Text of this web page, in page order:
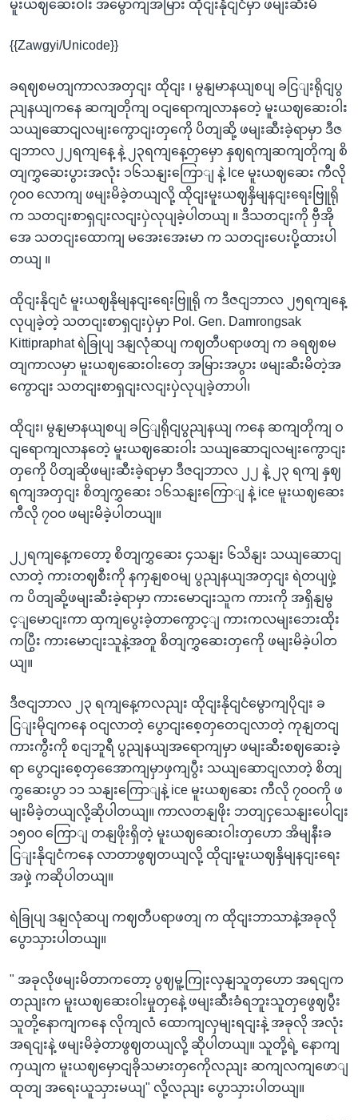
မူးယဈဆေးဝါး အမွောကျအမြား ထိုငျးနိုငျငံမှာ ဖမျးဆီးမိ
{{Zawgyi/Unicode}}
ခရဈစမတျကာလအတှငျး ထိုငျး ၊ မွနျမာနယျစပျ ခငြျးရိုငျပွ
ညျနယျကနေ ဆကျတိုကျ ဝငျရောကျလာနတေဲ့ မူးယဈဆေးဝါး
သယျဆောငျလမျးကွောငျးတှကေို ပိတျဆို့ ဖမျးဆီးခဲ့ရာမှာ ဒီဇ
ငျဘာလ၂၂ရကျနေ့ နဲ့ ၂၃ရကျနေ့တှမှော နှဈရကျဆကျတိုကျ စိ
တျကွှဆေးပွားအလုံး ၁၆သနျးကြောျ နဲ့ Ice မူးယဈဆေး ကီလို
၇၀၀ လောကျ ဖမျးမိခဲ့တယျလို့ ထိုငျးမူးယဈနှိမျနငျးရေးဗြူရို
က သတငျးစာရှငျးလငျးပှဲလုပျခဲ့ပါတယျ ။ ဒီသတငျးကို ဗှီအို
အေ သတငျးထောကျ မအေးအေးမာ က သတငျးပေးပို့ထားပါ
တယျ ။
ထိုငျးနိုငျငံ မူးယဈနိုမျနငျးရေးဗြူရို က ဒီဇငျဘာလ ၂၅ရကျနေ့
လုပျခဲ့တဲ့ သတငျးစာရှငျးပှဲမှာ Pol. Gen. Damrongsak
Kittipraphat ရဲခြုပျ ဒနျလုံဆပျ ကဈတီပရာဖတျ က ခရဈစမ
တျကာလမှာ မူးယဈဆေးဝါးတှေ အမြားအပွား ဖမျးဆီးမိတဲ့အ
ကွောငျး သတငျးစာရှငျးလငျးပှဲလုပျခဲ့တာပါ၊
ထိုငျး၊ မွနျမာနယျစပျ ခငြျရိုငျပွညျနယျ ကနေ ဆကျတိုကျ ဝ
ငျရောကျလာနတေဲ့ မူးယဈဆေးဝါး သယျဆောငျလမျးကွောငျး
တှကေို ပိတျဆိုဖမျးဆီးခဲ့ရာမှာ ဒီဇငျဘာလ ၂၂ နဲ့ ၂၃ ရကျ နှဈ
ရကျအတှငျး စိတျကွှဆေး ၁၆သနျးကြောျ နဲ့ ice မူးယဈဆေး
ကီလို ၇၀၀ ဖမျးမိခဲ့ပါတယျ။
၂၂ရကျနေ့ကတော့ စိတျကွှဆေး ၄သနျး ၆သိနျး သယျဆောငျ
လာတဲ့ ကားတဈစီးကို နကှနျစဝမျ ပွညျနယျအတှငျး ရဲတပျဖှဲ့
က ပိတျဆို့ဖမျးဆီးခဲ့ရာမှာ ကားမောငျးသူက ကားကို အရှိနျမွ
င့ျမောငျးကာ ထှကျပွေးခဲ့တာကွောင့ျ ကားကလမျးဘေးထိုး
ကပြွီး ကားမောငျးသူနဲ့အတူ စိတျကွှဆေးတှကေို ဖမျးမိခဲ့ပါတ
ယျ။
ဒီဇငျဘာလ ၂၃ ရကျနေ့ကလညျး ထိုငျးနိုငျငံမွောကျပိုငျး ခ
ငြျးမိုငျကနေ ဝငျလာတဲ့ ပွောငျးစေ့တှတေငျလာတဲ့ ကုနျတငျ
ကားကွီးကို စငျဘူရီ ပွညျနယျအရောကျမှာ ဖမျးဆီးစဈဆေးခဲ့
ရာ ပွောငျးစေ့တှအေောကျမှာဖှကျပွီး သယျဆောငျလာတဲ့ စိတျ
ကွှဆေးပွာ ၁၁ သနျးကြောျနဲ့ ice မူးယဈဆေး ကီလို ၇၀၀ကို ဖ
မျးမိခဲ့တယျလို့ဆိုပါတယျ။ ကာလတနျဖိုး ဘတျငှသေနျးပေါငျး
၁၅၀၀ ကြောျ တနျဖိုးရှိတဲ့ မူးယဈဆေးဝါးတှဟော အိမျနီးခ
ငြျးနိုငျငံကနေ လာတာဖွဈတယျလို့ ထိုငျးမူးယဈနှိမျနငျးရေး
အဖှဲ့ ကဆိုပါတယျ။
ရဲခြုပျ ဒနျလုံဆပျ ကဈတီပရာဖတျ က ထိုငျးဘာသာနဲ့အခုလို
ပွောသှားပါတယျ။
" အခုလိုဖမျးမိတာကတော့ ပွဈမူ့ကြုးလှနျသူတှဟော အရငျက
တညျးက မူးယဈဆေးဝါးမှုတှနေဲ့ ဖမျးဆီးခံရဘူးသူတှဖွေဈပွီး
သူတို့နောကျကနေ လိုကျလံ ထောကျလှမျးရငျးနဲ့ အခုလို အလုံး
အရငျးနဲ့ ဖမျးမိခဲ့တာဖွဈတယျလို့ ဆိုပါတယျ။ သူတို့ရဲ့ နောကျ
ကှယျက မူးယဈမှောငျခိုသမားတှကေိုလညျး ဆကျလကျဖောျ
ထုတျ အရေးယူသှားမယျ" လို့လညျး ပွောသှားပါတယျ။